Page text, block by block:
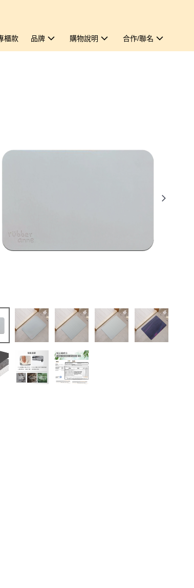
櫃款 品牌 購物說明 合作/聯名